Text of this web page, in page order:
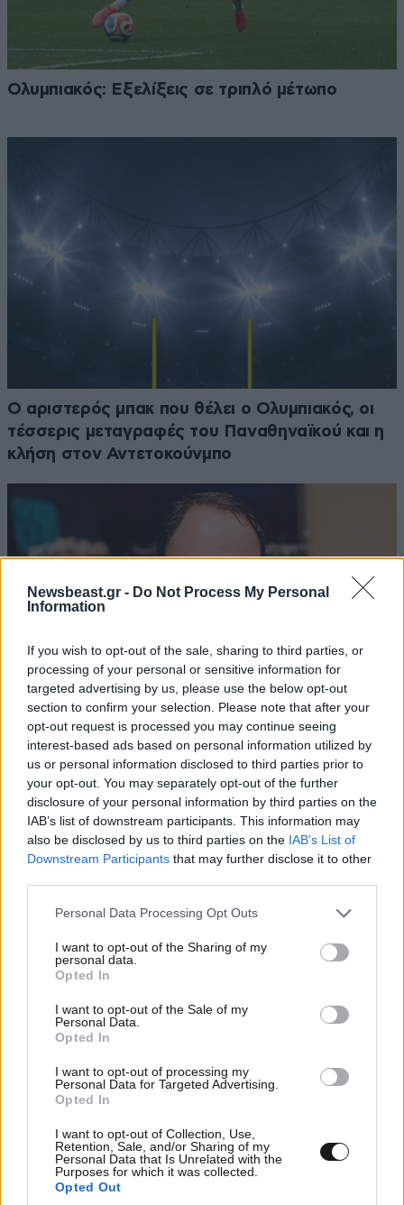
Newsbeast.gr - Do Not Process My Personal
Information
If you wish to opt-out of the sale, sharing to third parties, or
processing of your personal or sensitive information for
targeted advertising by us, please use the below opt-out
section to confirm your selection. Please note that after your
opt-out request is processed you may continue seeing
interest-based ads based on personal information utilized by
us or personal information disclosed to third parties prior to
your opt-out. You may separately opt-out of the further
disclosure of your personal information by third parties on the
IAB’s list of downstream participants. This information may
also be disclosed by us to third parties on the IAB’s List of
Downstream Participants that may further disclose it to other
Please note that this website/app uses one or more Google
not limited to your visit or usage behaviour. You may click to
grant or deny consent to Google and its third-party tags to
use your data for below specified purposes in below Google
consent section.
Personal Data Processing Opt Outs
I want to opt-out of the Sharing of my
personal data.
Opted In
I want to opt-out of the Sale of my
Personal Data.
Opted In
I want to opt-out of processing my
Personal Data for Targeted Advertising.
Opted In
I want to opt-out of Collection, Use,
Retention, Sale, and/or Sharing of my
Personal Data that Is Unrelated with the
Purposes for which it was collected.
Opted Out
Ολυμπιακός: Εξελίξεις σε τριπλό μέτωπο
Ο αριστερός μπακ που θέλει ο Ολυμπιακός, οι
τέσσερις μεταγραφές του Παναθηναϊκού και η
κλήση στον Αντετοκούνμπο
Στην λίστα με τους 50 πλουσιότερους
ιδιοκτήτες ομάδων παγκοσμίως ο Βαγγέλης
Μαρινάκης
πίστεψα»